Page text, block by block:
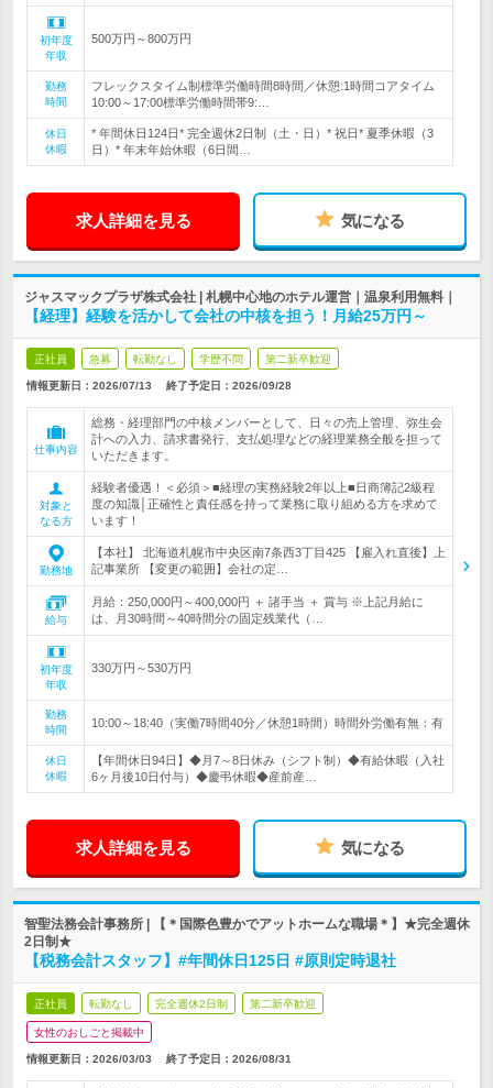
初年度
年収
500万円～800万円
勤務
時間
フレックスタイム制標準労働時間8時間／休憩:1時間コアタイム
10:00～17:00標準労働時間帯9:…
休日
休暇
* 年間休日124日* 完全週休2日制（土・日）* 祝日* 夏季休暇（3
日）* 年末年始休暇（6日間…
求人詳細を見る 気になる
ジャスマックプラザ株式会社 | 札幌中心地のホテル運営｜温泉利用無料｜
【経理】経験を活かして会社の中核を担う！月給25万円～
正社員 急募 転勤なし 学歴不問 第二新卒歓迎
情報更新日：2026/07/13 終了予定日： 2026/09/28
仕事内容
総務・経理部門の中核メンバーとして、日々の売上管理、弥生会
計への入力、請求書発行、支払処理などの経理業務全般を担って
いただきます。
対象と
なる方
経験者優遇！＜必須＞■経理の実務経験2年以上■日商簿記2級程
度の知識│正確性と責任感を持って業務に取り組める方を求めて
います！
勤務地
【本社】 北海道札幌市中央区南7条西3丁目425 【雇入れ直後】上
記事業所 【変更の範囲】会社の定…
給与
月給：250,000円～400,000円 ＋ 諸手当 ＋ 賞与 ※上記月給に
は、月30時間～40時間分の固定残業代（…
初年度
年収
330万円～530万円
勤務
時間
10:00～18:40（実働7時間40分／休憩1時間）時間外労働有無：有
休日
休暇
【年間休日94日】◆月7～8日休み（シフト制）◆有給休暇（入社
6ヶ月後10日付与）◆慶弔休暇◆産前産…
求人詳細を見る 気になる
智聖法務会計事務所 | 【＊国際色豊かでアットホームな職場＊】★完全週休
2日制★
【税務会計スタッフ】#年間休日125日 #原則定時退社
正社員 転勤なし 完全週休2日制 第二新卒歓迎
女性のおしごと掲載中
情報更新日：2026/03/03 終了予定日： 2026/08/31